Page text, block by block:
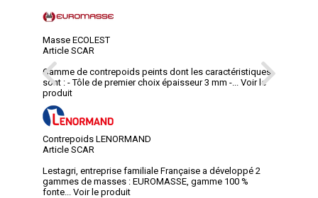
Masse ECOLEST
Article SCAR
Gamme de contrepoids peints dont les caractéristiques
sont : - Tôle de premier choix épaisseur 3 mm -...
Voir le
produit
Contrepoids LENORMAND
Article SCAR
Lestagri, entreprise familiale Française a développé 2
gammes de masses : EUROMASSE, gamme 100 %
fonte...
Voir le produit